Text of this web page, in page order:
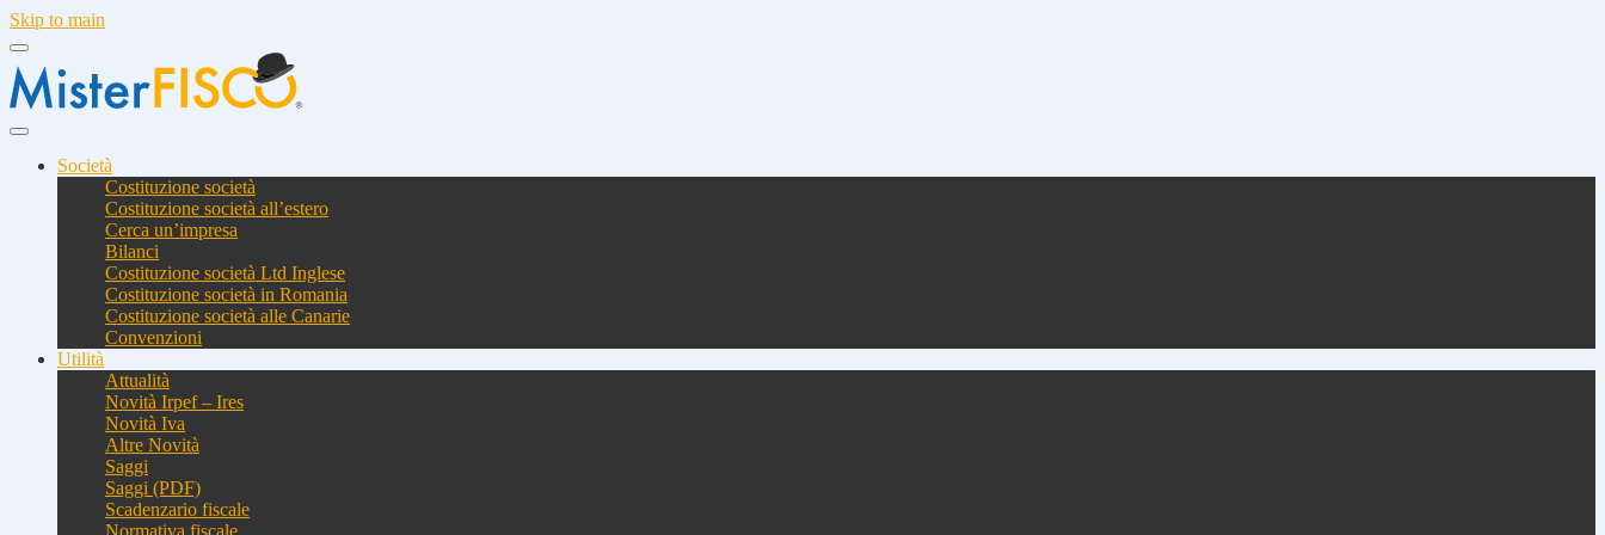
Skip to main
Società
Costituzione società
Costituzione società all’estero
Cerca un’impresa
Bilanci
Costituzione società Ltd Inglese
Costituzione società in Romania
Costituzione società alle Canarie
Convenzioni
Utilità
Attualità
Novità Irpef – Ires
Novità Iva
Altre Novità
Saggi
Saggi (PDF)
Scadenzario fiscale
Normativa fiscale